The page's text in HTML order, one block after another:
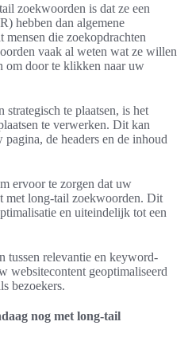
zoekwoorden is dat ze een
hebben dan algemene
die zoekopdrachten
vaak al weten wat ze willen
om door te klikken naar uw
te plaatsen, is het
te verwerken. Dit kan
de headers en de inhoud
ervoor te zorgen dat uw
met long-tail zoekwoorden. Dit
en uiteindelijk tot een
tussen relevantie en keyword-
websitecontent geoptimaliseerd
bezoekers.
nog met long-tail